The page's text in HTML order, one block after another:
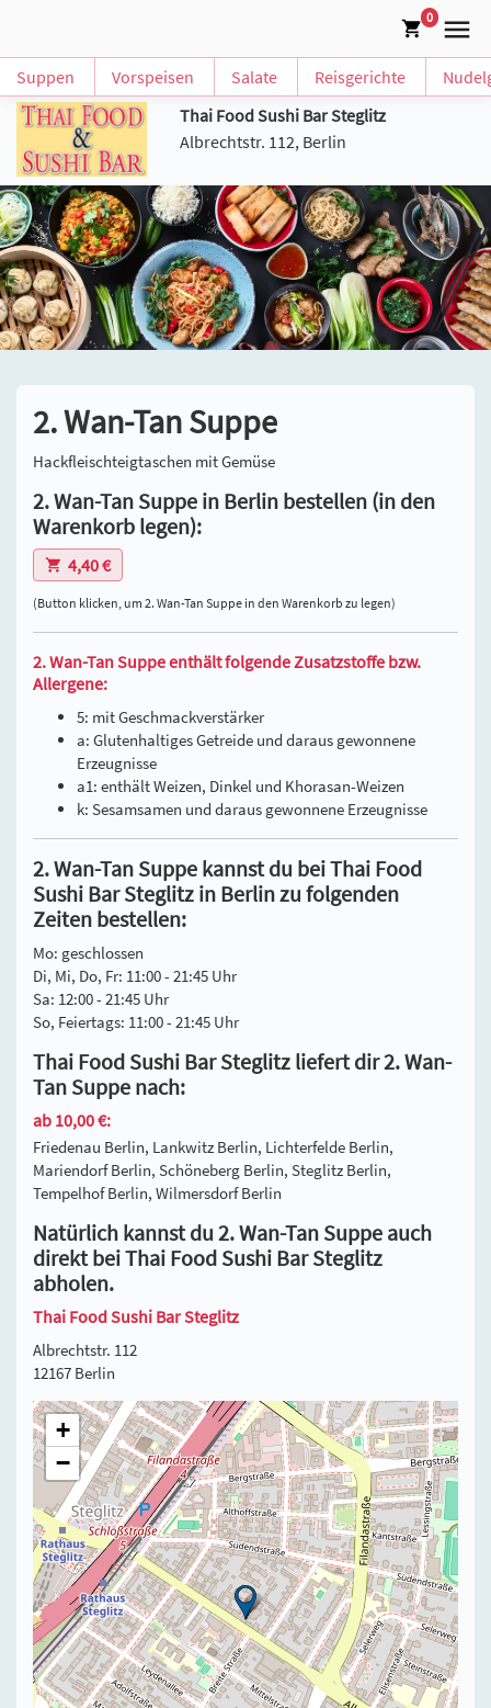
0
Suppen Vorspeisen Salate Reisgerichte
Thai Food Sushi Bar Steglitz
Albrechtstr. 112, Berlin
2. Wan-Tan Suppe
Hackfleischteigtaschen mit Gemüse
2. Wan-Tan Suppe in Berlin bestellen (in den
Warenkorb legen):
4,40 €
(Button klicken, um 2. Wan-Tan Suppe in den Warenkorb zu legen)
2. Wan-Tan Suppe enthält folgende Zusatzstoffe bzw.
Allergene:
5: mit Geschmackverstärker
a: Glutenhaltiges Getreide und daraus gewonnene
Erzeugnisse
a1: enthält Weizen, Dinkel und Khorasan-Weizen
k: Sesamsamen und daraus gewonnene Erzeugnisse
2. Wan-Tan Suppe kannst du bei Thai Food
Sushi Bar Steglitz in Berlin zu folgenden
Zeiten bestellen:
Mo: geschlossen
Di, Mi, Do, Fr: 11:00 - 21:45 Uhr
Sa: 12:00 - 21:45 Uhr
So, Feiertags: 11:00 - 21:45 Uhr
Thai Food Sushi Bar Steglitz liefert dir 2. Wan-
Tan Suppe nach:
ab 10,00 €:
Friedenau Berlin, Lankwitz Berlin, Lichterfelde Berlin,
Mariendorf Berlin, Schöneberg Berlin, Steglitz Berlin,
Tempelhof Berlin, Wilmersdorf Berlin
Natürlich kannst du 2. Wan-Tan Suppe auch
direkt bei Thai Food Sushi Bar Steglitz
abholen.
Thai Food Sushi Bar Steglitz
Albrechtstr. 112
12167 Berlin
+
−